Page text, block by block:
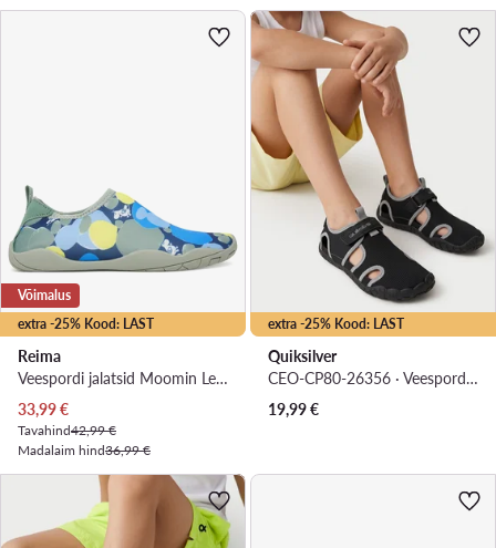
extra -25% Kood: LAST
Võimalus
Reima
Veespordi jalatsid Moomin Lean 5400091M-81B1 Hall
Praegune hind
33,99€
Tavahind42,99 €
Madalaim hind36,99 €
extra -25% Kood: LAST
Quiksilver
CEO-CP80-26356 · Veespordi jalatsid
19,99€